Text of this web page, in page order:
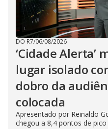
DO R7/06/08/2026
‘Cidade Alerta’
lugar isolado
dobro da
colocada
Apresentado por Reinaldo
chegou a 8,4 pontos de